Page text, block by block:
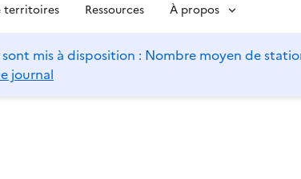
territoires Ressources À propos
mis à disposition : Nombre moyen de
journal